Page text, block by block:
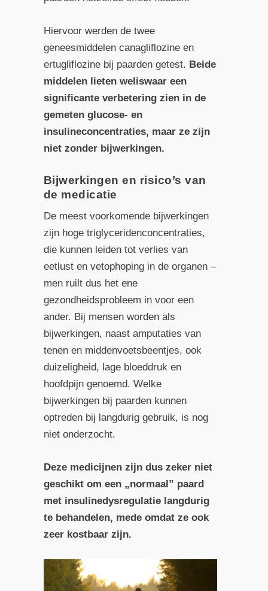
Hiervoor werden de twee
geneesmiddelen canagliflozine en
ertugliflozine bij paarden getest. Beide
middelen lieten weliswaar een
significante verbetering zien in de
gemeten glucose- en
insulineconcentraties, maar ze zijn
niet zonder bijwerkingen.
Bijwerkingen en risico’s van
de medicatie
De meest voorkomende bijwerkingen
zijn hoge triglyceridenconcentraties,
die kunnen leiden tot verlies van
eetlust en vetophoping in de organen –
men ruilt dus het ene
gezondheidsprobleem in voor een
ander. Bij mensen worden als
bijwerkingen, naast amputaties van
tenen en middenvoetsbeentjes, ook
duizeligheid, lage bloeddruk en
hoofdpijn genoemd. Welke
bijwerkingen bij paarden kunnen
optreden bij langdurig gebruik, is nog
niet onderzocht.
Deze medicijnen zijn dus zeker niet
geschikt om een „normaal” paard
met insulinedysregulatie langdurig
te behandelen, mede omdat ze ook
zeer kostbaar zijn.